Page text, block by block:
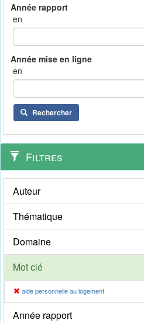
en
en
Rechercher
Filtres
Auteur
Thématique
Domaine
Mot clé
aide personnelle au logement
Année rapport